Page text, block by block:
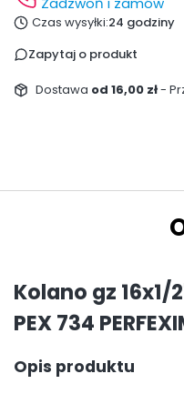
Czas wysyłki:24 godziny
Zapytaj o produkt
Dostawa od 16,00 zł-
Kolano gz
PEX 734
Opis produktu